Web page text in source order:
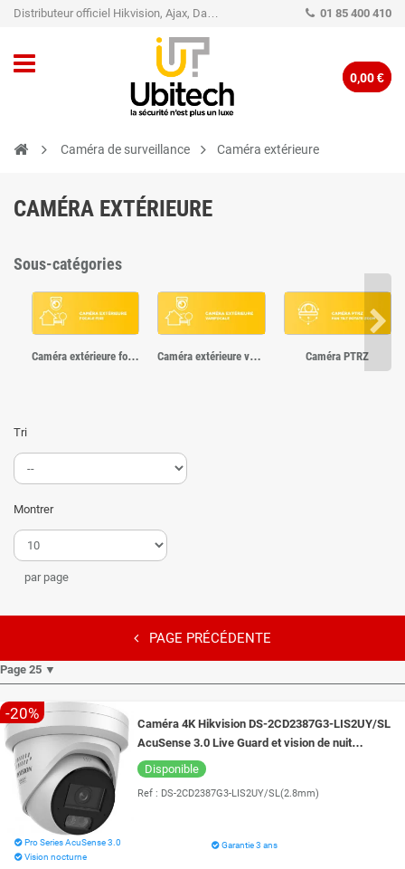
Distributeur officiel Hikvision, Ajax, Dahua, TP-Link - Caméra de vidéo surveillance - Alarme 01 85 400 410
0,00 €
Caméra de surveillance Caméra extérieure
CAMÉRA EXTÉRIEURE
Sous-catégories
Caméra extérieure focale fixe Caméra extérieure varifocale Caméra PTRZ
Tri
Montrer
par page
PAGE PRÉCÉDENTE
Page 25 ▼
-20%
Caméra 4K Hikvision DS-2CD2387G3-LIS2UY/SL
AcuSense 3.0 Live Guard et vision de nuit
intelligente 30 mètres ColorVu 3.0
Disponible
Ref : DS-2CD2387G3-LIS2UY/SL(2.8mm)
Pro Series AcuSense 3.0
Vision nocturne
Garantie 3 ans